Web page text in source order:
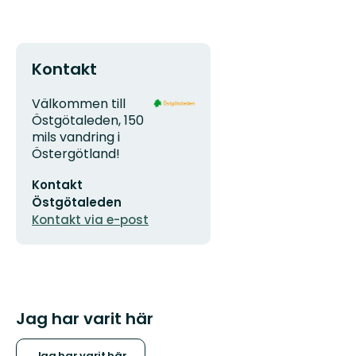
Kontakt
Adress
Välkommen till
Östgötaleden, 150
mils vandring i
Östergötland!
postadress
Kontakt
Östgötaleden
Kontakt via e-post
Organisationens
Jag har varit här